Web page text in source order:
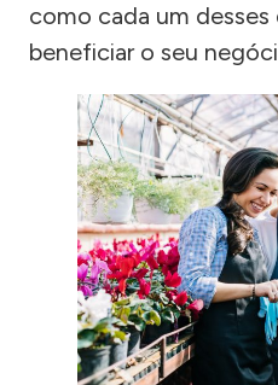
como cada um
beneficiar o seu